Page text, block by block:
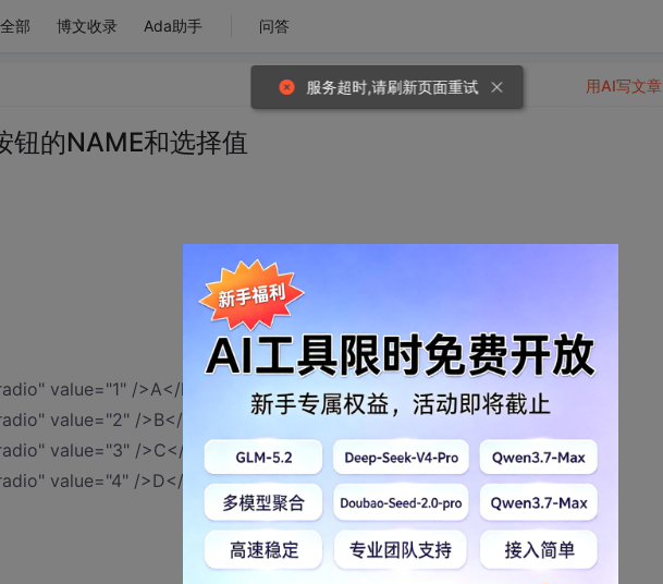
全部 博文收录 Ada助手 问答
的NAME和选择值
value="1" />A</li>
value="2" />B</li>
value="3" />C</li>
value="4" />D</li>
用AI写文章
服务超时,请刷新页面重试